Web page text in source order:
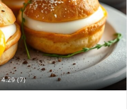
4.29 (7)